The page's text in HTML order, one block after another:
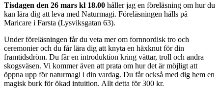
Tisdagen den 26 mars kl 18.00 håller jag en föreläsning om hur du
kan lära dig att leva med Naturmagi. Föreläsningen hålls på
Maricare i Farsta (Lysviksgatan 63).
Under föreläsningen får du veta mer om fornnordisk tro och
ceremonier och du får lära dig att knyta en häxknut för din
framtidsdröm. Du får en introduktion kring vättar, troll och andra
skogsväsen. Vi kommer även att prata om hur det är möjligt att
öppna upp för naturmagi i din vardag. Du får också med dig hem en
magisk burk för ökad intuition. Allt detta för 300 kr.